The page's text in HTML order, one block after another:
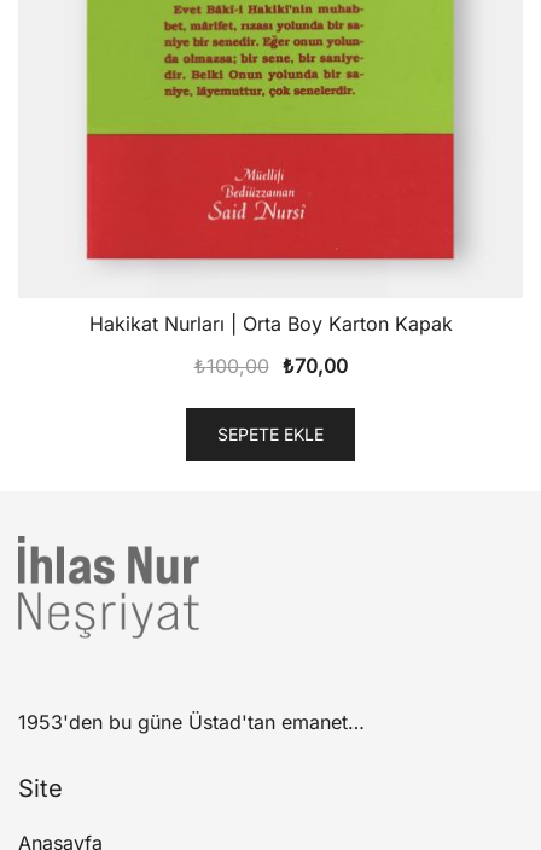
Hakikat Nurları | Orta Boy Karton Kapak
₺100,00 Orijinal
₺100,00.
₺70,00Şu
₺70,00.
SEPETE EKLE
1953'den bu güne Üstad'tan emanet…
Site
Anasayfa